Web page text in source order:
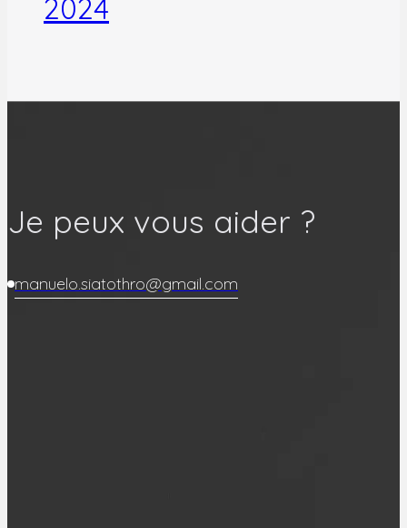
2024
Je peux vous aider ?
manuelo.siatothro@gmail.com